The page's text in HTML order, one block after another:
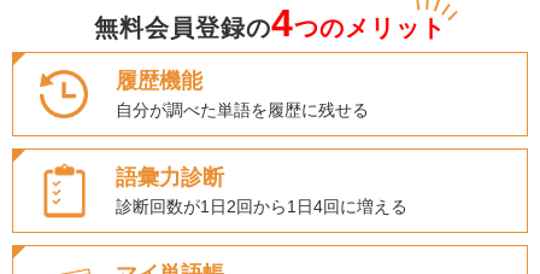
無料会員登録の4つのメリット
履歴機能
自分が調べた単語を履歴に残せる
語彙力診断
診断回数が1日2回から1日4回に増える